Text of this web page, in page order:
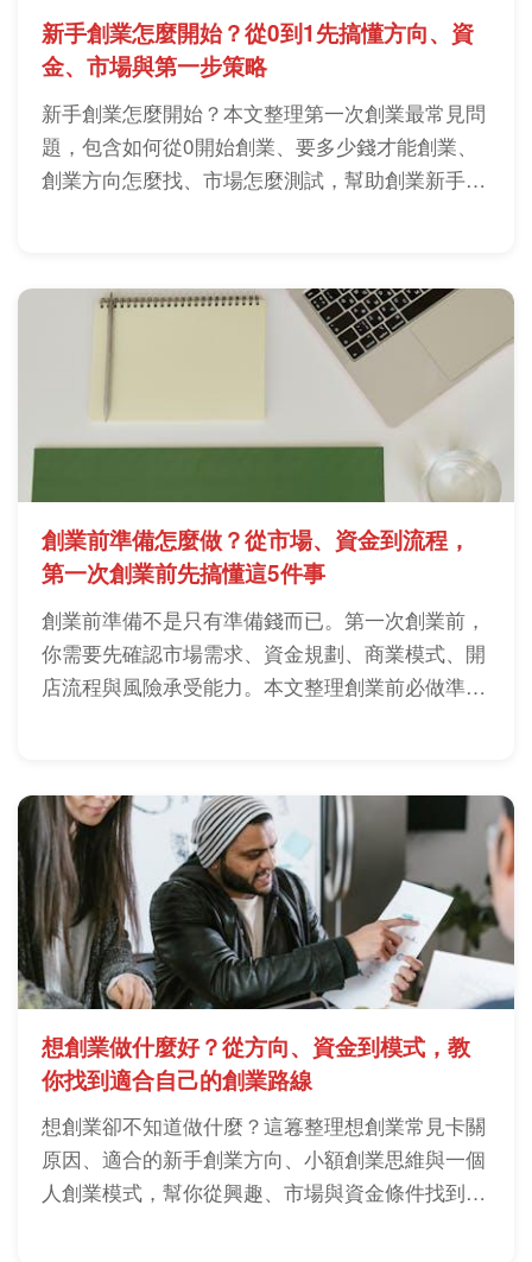
新手創業怎麼開始？從0到1先搞懂方向、資
金、市場與第一步策略
新手創業怎麼開始？本文整理第一次創業最常見問
題，包含如何從0開始創業、要多少錢才能創業、
創業方向怎麼找、市場怎麼測試，幫助創業新手少
創業前準備怎麼做？從市場、資金到流程，
第一次創業前先搞懂這5件事
創業前準備不是只有準備錢而已。第一次創業前，
你需要先確認市場需求、資金規劃、商業模式、開
店流程與風險承受能力。本文整理創業前必做準
想創業做什麼好？從方向、資金到模式，教
你找到適合自己的創業路線
想創業卻不知道做什麼？這篹整理想創業常見卡關
原因、適合的新手創業方向、小額創業思維與一個
人創業模式，幫你從興趣、市場與資金條件找到真